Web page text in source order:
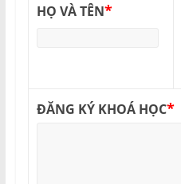
HỌ VÀ TÊN*
ĐĂNG KÝ KHOÁ HỌC*